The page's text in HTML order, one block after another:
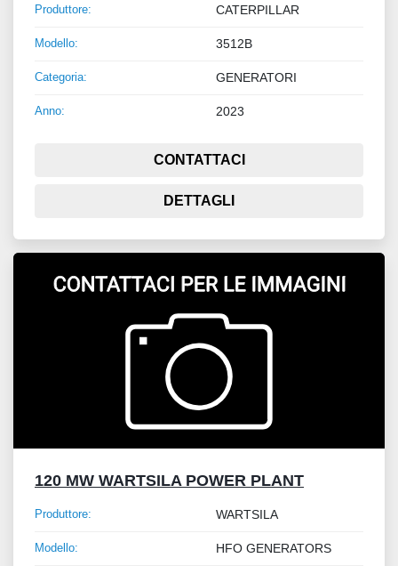
Produttore: CATERPILLAR
Modello: 3512B
Categoria: GENERATORI
Anno: 2023
CONTATTACI
DETTAGLI
120 MW WARTSILA POWER PLANT
Produttore: WARTSILA
Modello: HFO GENERATORS